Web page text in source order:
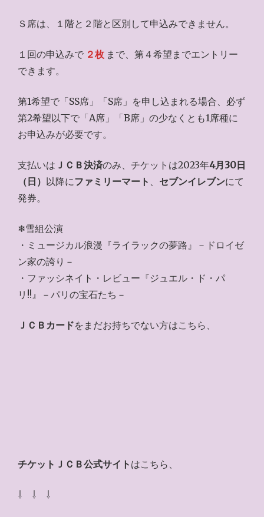
Ｓ席は、１階と２階と区別して申込みできません。
１回の申込みで ２枚 まで、第４希望までエントリー
できます。
第1希望で「SS席」「S席」を申し込まれる場合、必ず
第2希望以下で「A席」「B席」の少なくとも1席種に
お申込みが必要です。
支払いは ＪＣＢ決済のみ、チケットは2023年4月30日
（日） 以降にファミリーマート 、 セブンイレブンにて
発券。
❄雪組公演
・ミュージカル浪漫『ライラックの夢路』－ドロイゼ
ン家の誇り－
・ファッシネイト・レビュー『ジュエル・ド・パ
リ!!』－パリの宝石たち－
ＪＣＢカードをまだお持ちでない方はこちら、
チケットＪＣＢ公式サイト はこちら、
⇩ ⇩ ⇩